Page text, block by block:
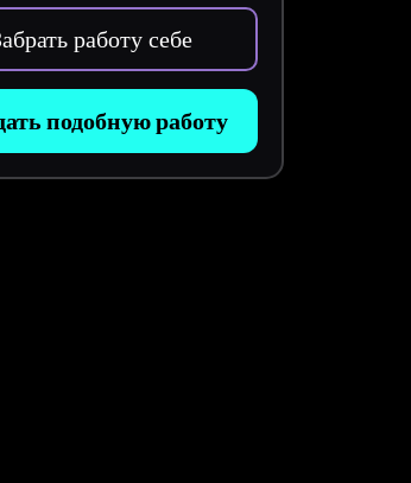
работу себе
подобную работу